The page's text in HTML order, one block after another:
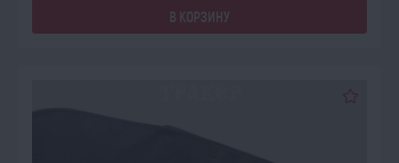
В КОРЗИНУ